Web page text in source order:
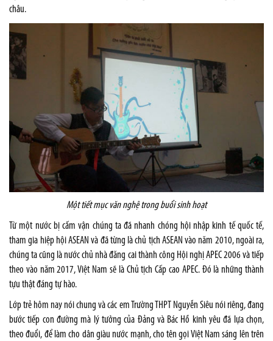
châu.
Một tiết mục văn nghệ trong buổi sinh hoạt
Từ một nước bị cấm vận chúng ta đã nhanh chóng hội nhập kinh tế quốc tế,
tham gia hiệp hội ASEAN và đã từng là chủ tịch ASEAN vào năm 2010, ngoài ra,
chúng ta cũng là nước chủ nhà đăng cai thành công Hội nghị APEC 2006 và tiếp
theo vào năm 2017, Việt Nam sẽ là Chủ tịch Cấp cao APEC. Đó là những thành
tựu thật đáng tự hào.
Lớp trẻ hôm nay nói chung và các em Trường THPT Nguyễn Siêu nói riêng, đang
bước tiếp con đường mà lý tưởng của Đảng và Bác Hồ kinh yêu đã lựa chọn,
theo đuổi, để làm cho dân giàu nước mạnh, cho tên gọi Việt Nam sáng lên trên